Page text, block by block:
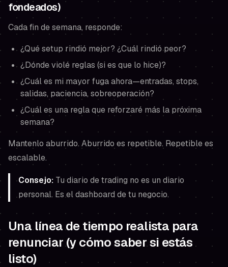
fondeados)
Cada fin de semana, responde:
¿Qué setup rindió mejor? ¿Cuál rindió peor?
¿Dónde violé reglas (si es que lo hice)?
¿Cuál es mi mayor fuga ahora—entradas, stops,
salidas, paciencia, sobreoperación?
¿Cuál es una regla que reforzaré más la próxima
semana?
Mantenlo aburrido. Aburrido es repetible. Repetible es
escalable.
Consejo: Tu diario de trading no es un diario
personal. Es el dashboard de tu negocio.
Una línea de tiempo realista para
renunciar (y cómo saber si estás
listo)